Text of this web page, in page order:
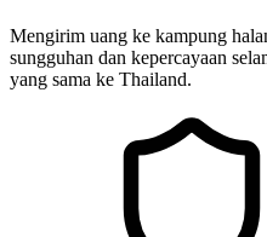
Mengirim uang ke kampung
sungguhan dan kepercayaan
yang sama ke Thailand.